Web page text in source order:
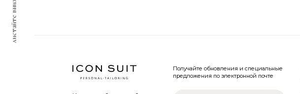
листайте вниз
Получайте обновления и специальные
предложения по электронной почте